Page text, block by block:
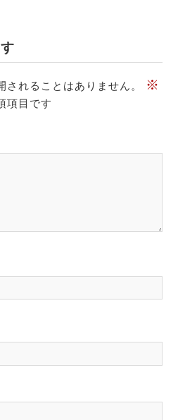
されることはありません。 ※
項目です